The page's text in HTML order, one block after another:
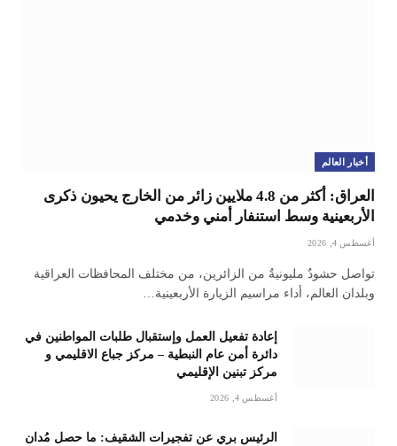
أخبار العالم
العراق: أكثر من 4.8 ملايين زائر من الخارج يحيون ذكرى
الأربعينية وسط استنفار أمني وخدمي
أغسطس 4, 2026
تواصل حشودٌ مليونيةٌ من الزائرين، من مختلف المحافظات العراقية
وبلدان العالم، أداء مراسيم الزيارة الأربعينية…
إعادة تفعيل العمل وإستقبال طلبات المواطنين في
دائرة أمن عام النبطية – مركز جباع الاقليمي و
مركز تبنين الإقليمي
أغسطس 4, 2026
الرئيس بري عن تفجيرات الشقيف: ما حصل مُدان